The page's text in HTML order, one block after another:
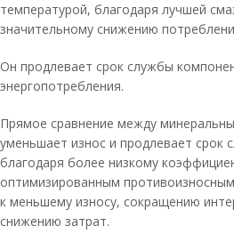
температурой, благодаря лучшей
значительному снижению
Он продлевает срок службы
энергопотребления.
Прямое сравнение между
уменьшает износ и продлевает срок
благодаря более низкому
оптимизированным
к меньшему износу, сокращению
снижению затрат.